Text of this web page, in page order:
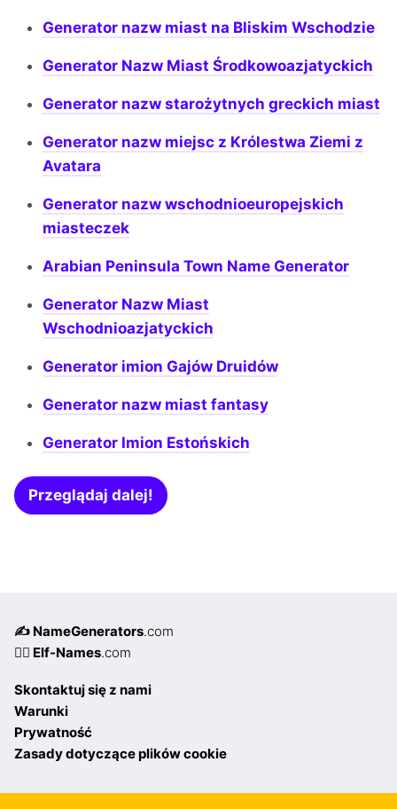
Generator nazw miast na Bliskim Wschodzie
Generator Nazw Miast Środkowoazjatyckich
Generator nazw starożytnych greckich miast
Generator nazw miejsc z Królestwa Ziemi z
Avatara
Generator nazw wschodnioeuropejskich
miasteczek
Arabian Peninsula Town Name Generator
Generator Nazw Miast
Wschodnioazjatyckich
Generator imion Gajów Druidów
Generator nazw miast fantasy
Generator Imion Estońskich
Przeglądaj dalej!
✍️ NameGenerators.com
🧝‍♀️ Elf-Names.com
Skontaktuj się z nami
Warunki
Prywatność
Zasady dotyczące plików cookie